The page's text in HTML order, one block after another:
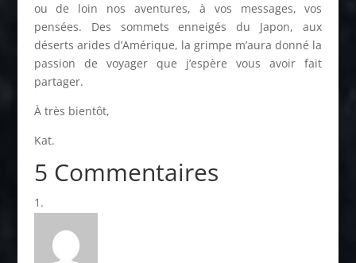
ou de loin nos aventures, à vos messages, vos
pensées. Des sommets enneigés du Japon, aux
déserts arides d’Amérique, la grimpe m’aura donné la
passion de voyager que j’espère vous avoir fait
partager.
À très bientôt,
Kat.
5 Commentaires